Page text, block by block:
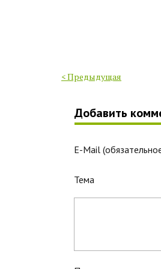
< Предыдущая
Добавить
E-Mail
Тема